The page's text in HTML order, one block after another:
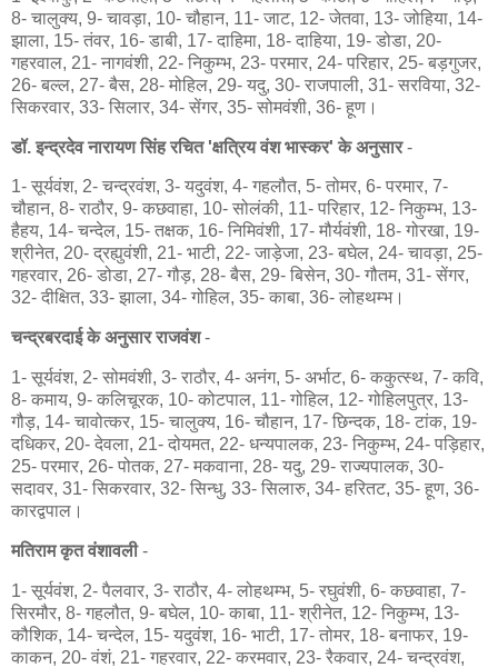
8- चालुक्य, 9- चावड़ा, 10- चौहान, 11- जाट, 12- जेतवा, 13- जोहिया, 14-
झाला, 15- तंवर, 16- डाबी, 17- दाहिमा, 18- दाहिया, 19- डोडा, 20-
गहरवाल, 21- नागवंशी, 22- निकुम्भ, 23- परमार, 24- परिहार, 25- बड़गुजर,
26- बल्ल, 27- बैस, 28- मोहिल, 29- यदु, 30- राजपाली, 31- सरविया, 32-
सिकरवार, 33- सिलार, 34- सेंगर, 35- सोमवंशी, 36- हूण।
डॉ. इन्द्रदेव नारायण सिंह रचित 'क्षत्रिय वंश भास्कर' के अनुसार-
1- सूर्यवंश, 2- चन्द्रवंश, 3- यदुवंश, 4- गहलौत, 5- तोमर, 6- परमार, 7-
चौहान, 8- राठौर, 9- कछवाहा, 10- सोलंकी, 11- परिहार, 12- निकुम्भ, 13-
हैहय, 14- चन्देल, 15- तक्षक, 16- निमिवंशी, 17- मौर्यवंशी, 18- गोरखा, 19-
श्रीनेत, 20- द्रह्युवंशी, 21- भाटी, 22- जाड़ेजा, 23- बघेल, 24- चावड़ा, 25-
गहरवार, 26- डोडा, 27- गौड़, 28- बैस, 29- बिसेन, 30- गौतम, 31- सेंगर,
32- दीक्षित, 33- झाला, 34- गोहिल, 35- काबा, 36- लोहथम्भ।
चन्द्रबरदाई के अनुसार राजवंश-
1- सूर्यवंश, 2- सोमवंशी, 3- राठौर, 4- अनंग, 5- अर्भाट, 6- ककुत्स्थ, 7- कवि,
8- कमाय, 9- कलिचूरक, 10- कोटपाल, 11- गोहिल, 12- गोहिलपुत्र, 13-
गौड़, 14- चावोत्कर, 15- चालुक्य, 16- चौहान, 17- छिन्दक, 18- टांक, 19-
दधिकर, 20- देवला, 21- दोयमत, 22- धन्यपालक, 23- निकुम्भ, 24- पड़िहार,
25- परमार, 26- पोतक, 27- मकवाना, 28- यदु, 29- राज्यपालक, 30-
सदावर, 31- सिकरवार, 32- सिन्धु, 33- सिलारु, 34- हरितट, 35- हूण, 36-
कारद्वपाल।
मतिराम कृत वंशावली-
1- सूर्यवंश, 2- पैलवार, 3- राठौर, 4- लोहथम्भ, 5- रघुवंशी, 6- कछवाहा, 7-
सिरमौर, 8- गहलौत, 9- बघेल, 10- काबा, 11- श्रीनेत, 12- निकुम्भ, 13-
कौशिक, 14- चन्देल, 15- यदुवंश, 16- भाटी, 17- तोमर, 18- बनाफर, 19-
काकन, 20- वंशं, 21- गहरवार, 22- करमवार, 23- रैकवार, 24- चन्द्रवंश,